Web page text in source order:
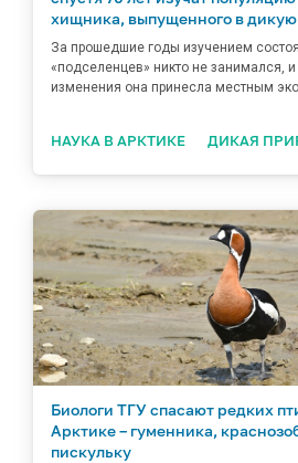
хищника, выпущенного в
За прошедшие годы изучением
«подселенцев» никто не занимался,
изменения она принесла местным
НАУКА В АРКТИКЕ ДИКАЯ
Биологи ТГУ спасают редких
Арктике – гуменника,
пискульку